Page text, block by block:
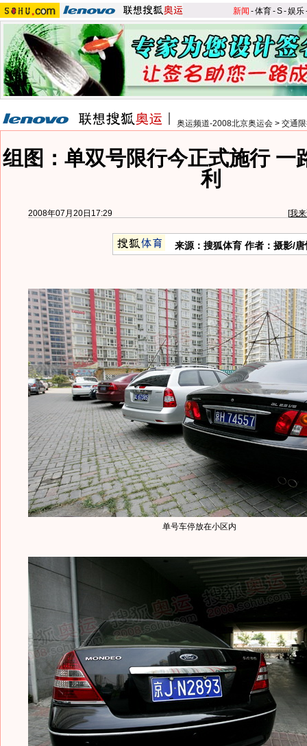
新闻 -体育-S-娱乐
奥运频道-2008北京奥运会 > 交通
组图：单双号限行今正式施行 一
利
2008年07月20日17:29 [我
来源：搜狐体育 作者：摄影/唐
单号车停放在小区内